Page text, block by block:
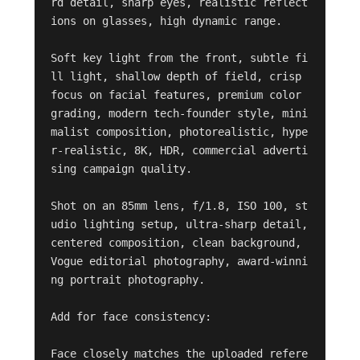
ions on glasses, high dynamic range.
Soft key light from the front, subtle fi
ll light, shallow depth of field, crisp
focus on facial features, premium color
grading, modern tech-founder style, mini
malist composition, photorealistic, hype
r-realistic, 8K, HDR, commercial adverti
sing campaign quality.
Shot on an 85mm lens, f/1.8, ISO 100, st
udio lighting setup, ultra-sharp detail,
centered composition, clean background,
Vogue editorial photography, award-winni
ng portrait photography.
Add for face consistency:
Face closely matches the uploaded refere